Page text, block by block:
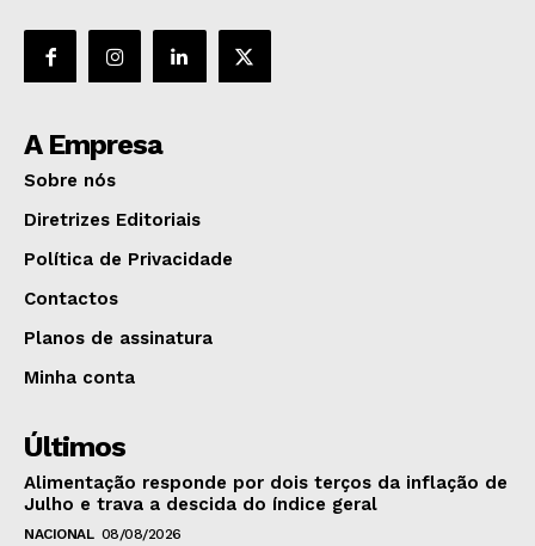
A Empresa
Sobre nós
Diretrizes Editoriais
Política de Privacidade
Contactos
Planos de assinatura
Minha conta
Últimos
Alimentação responde por dois terços da inflação de
Julho e trava a descida do índice geral
NACIONAL 08/08/2026